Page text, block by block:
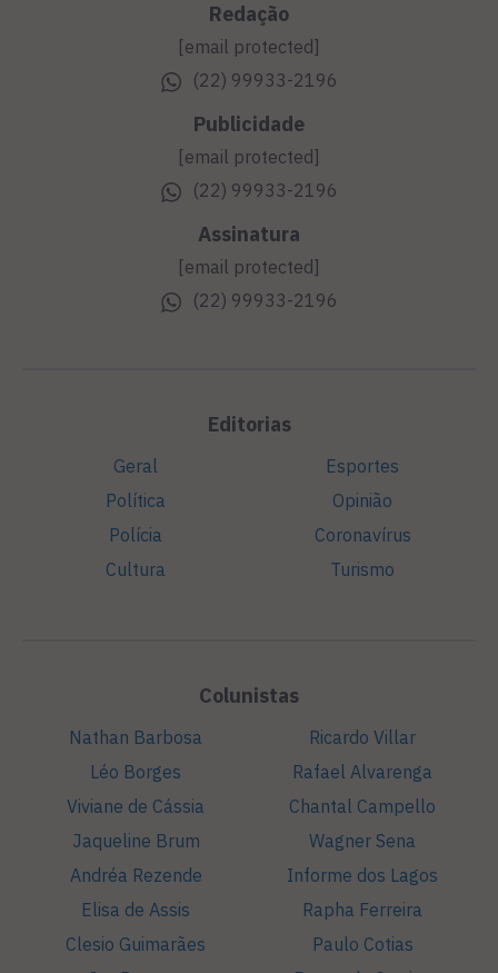
Redação
[email protected]
(22) 99933-2196
Publicidade
[email protected]
(22) 99933-2196
Assinatura
[email protected]
(22) 99933-2196
Editorias
Geral
Política
Polícia
Cultura
Esportes
Opinião
Coronavírus
Turismo
Colunistas
Nathan Barbosa
Léo Borges
Viviane de Cássia
Jaqueline Brum
Andréa Rezende
Elisa de Assis
Clesio Guimarães
Ricardo Villar
Rafael Alvarenga
Chantal Campello
Wagner Sena
Informe dos Lagos
Rapha Ferreira
Paulo Cotias